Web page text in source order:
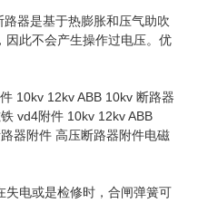
器是基于热膨胀和压气助吹
因此不会产生操作过电压。优
10kv 12kv ABB 10kv 断路器
vd4附件 10kv 12kv ABB
器附件 高压断路器附件电磁
失电或是检修时，合闸弹簧可